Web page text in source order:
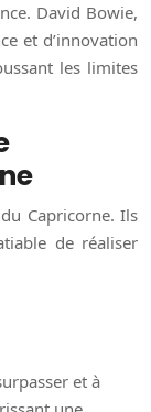
David Bowie,
et d’innovation
les limites
Capricorne. Ils
de réaliser
et à